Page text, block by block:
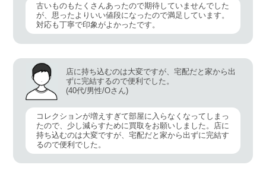
古いものもたくさんあったので期待していませんでした
が、思ったよりいい値段になったので満足しています。
対応も丁寧で印象がよかったです。
店に持ち込むのは大変ですが、宅配だと家から出
ずに完結するので便利でした。
(40代/男性/Oさん)
コレクションが増えすぎて部屋に入らなくなってしまっ
たので、少し減らすために買取をお願いしました。店に
持ち込むのは大変ですが、宅配だと家から出ずに完結す
るので便利でした。